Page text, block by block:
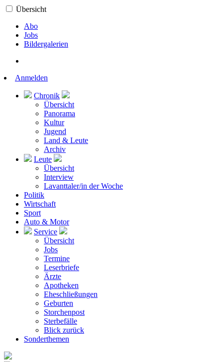
Übersicht
Abo
Jobs
Bildergalerien
Anmelden
Chronik
Übersicht
Panorama
Kultur
Jugend
Land & Leute
Archiv
Leute
Übersicht
Interview
Lavanttaler/in der Woche
Politik
Wirtschaft
Sport
Auto & Motor
Service
Übersicht
Jobs
Termine
Leserbriefe
Ärzte
Apotheken
Eheschließungen
Geburten
Storchenpost
Sterbefälle
Blick zurück
Sonderthemen